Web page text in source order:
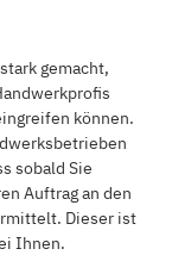
gemacht,
können.
sobald Sie
Auftrag an den
Dieser ist
Ihnen.